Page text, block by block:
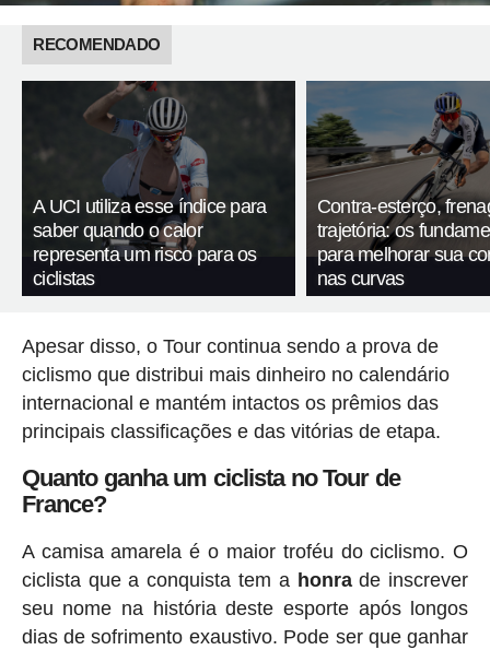
RECOMENDADO
A UCI utiliza esse índice para
saber quando o calor
representa um risco para os
ciclistas
Contra-esterço,
trajetória: os
para melhorar sua
nas curvas
Apesar disso, o Tour continua sendo a prova de
ciclismo que distribui mais dinheiro no calendário
internacional e mantém intactos os prêmios das
principais classificações e das vitórias de etapa.
Quanto ganha um ciclista no Tour de
France?
A camisa amarela é o maior troféu do ciclismo. O
ciclista que a conquista tem a honrade inscrever
seu nome na história deste esporte após longos
dias de sofrimento exaustivo. Pode ser que ganhar